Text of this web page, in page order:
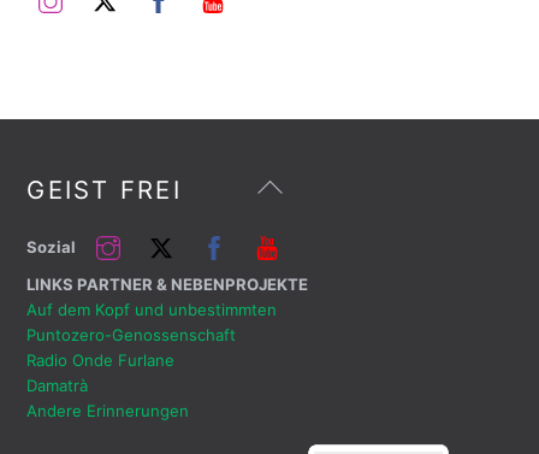
Zurück
GEIST FREI
Sozial
LINKS PARTNER & NEBENPROJEKTE
Auf dem Kopf und unbestimmten
Puntozero-Genossenschaft
Radio Onde Furlane
Damatrà
Andere Erinnerungen